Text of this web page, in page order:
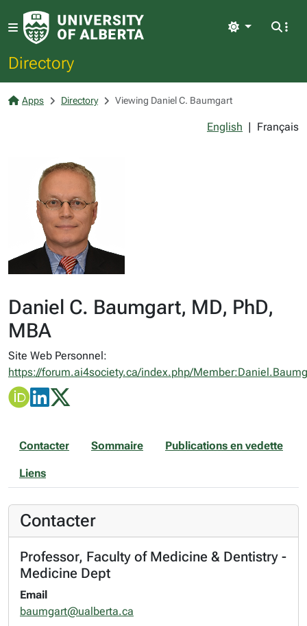
Directory
Light
Apps Directory Viewing Daniel C. Baumgart
Daniel C. Baumgart, MD, PhD,
MBA
Site Web Personnel:
https://forum.ai4society.ca/index.php/
English | Français
Contacter Sommaire Publications en vedette
Liens
Contacter
Professor, Faculty of Medicine & Dentistry -
Medicine Dept
Email
baumgart@ualberta.ca